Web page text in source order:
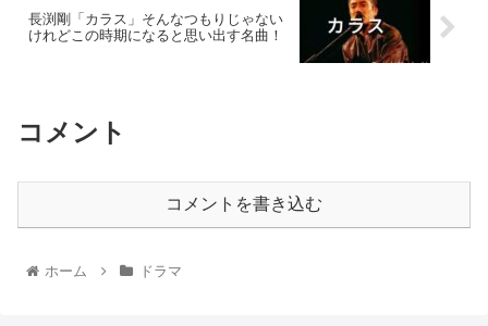
長渕剛「カラス」そんなつもりじゃない
けれどこの時期になると思い出す名曲！
コメント
コメントを書き込む
ホーム ドラマ